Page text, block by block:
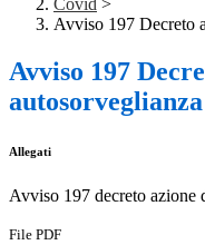
Covid >
Avviso 197 Decreto
Avviso 197
Allegati
Avviso 197 decreto azione
File PDF